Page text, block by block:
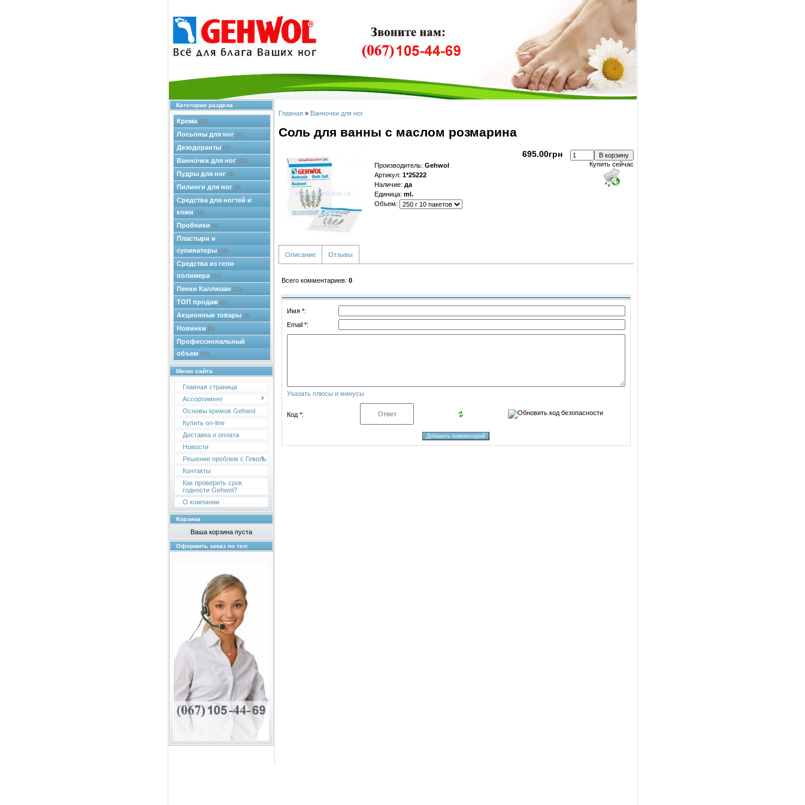
Категории раздела
Крема (33)
Лосьоны для ног (7)
Дезодоранты (7)
Ванночки для ног (11)
Пудры для ног (2)
Пилинги для ног (6)
Средства для ногтей и
кожи (11)
Пробники (4)
Пластыри и
супинаторы (18)
Средства из геля-
полимера (33)
Пенки Каллюзан (15)
ТОП продаж (7)
Акционные товары (9)
Новинки (5)
Профессиональный
объем (18)
Меню сайта
Главная страница
Ассортимент
Основы кремов Gehwol
Купить on-line
Доставка и оплата
Новости
Решение проблем с Геволь
Контакты
Как проверить срок
годности Gehwol?
О компании
Корзина
Ваша корзина пуста
Оформить заказ по тел:
Главная » Ванночки для ног
Соль для ванны с маслом розмарина
695.00грн
Производитель: Gehwol
Артикул: 1*25222
Наличие: да
Единица: ml.
Объем:
Купить сейчас
Описание Отзывы
Всего комментариев: 0
Имя *:
Email *:
Указать плюсы и минусы
Код *: